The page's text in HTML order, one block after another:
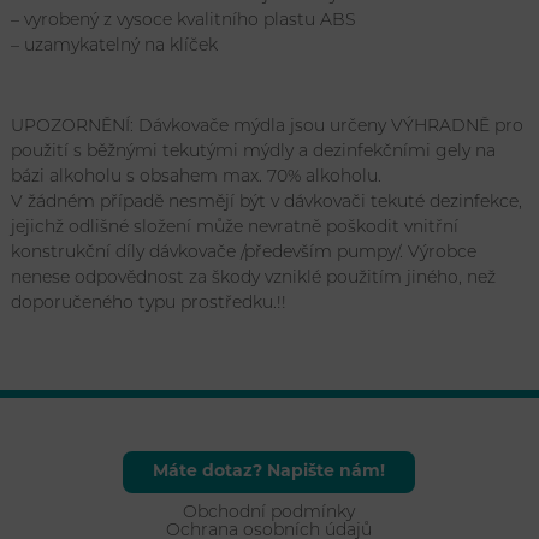
– vyrobený z vysoce kvalitního plastu ABS
– uzamykatelný na klíček
UPOZORNĚNÍ: Dávkovače mýdla jsou určeny VÝHRADNĚ pro
použití s běžnými tekutými mýdly a dezinfekčními gely na
bázi alkoholu s obsahem max. 70% alkoholu.
V žádném případě nesmějí být v dávkovači tekuté dezinfekce,
jejichž odlišné složení může nevratně poškodit vnitřní
konstrukční díly dávkovače /především pumpy/. Výrobce
nenese odpovědnost za škody vzniklé použitím jiného, než
doporučeného typu prostředku.!!
Máte dotaz? Napište nám!
Obchodní podmínky
Ochrana osobních údajů